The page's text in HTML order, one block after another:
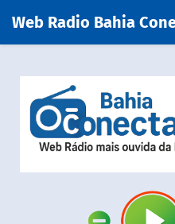
Web Radio Bahia